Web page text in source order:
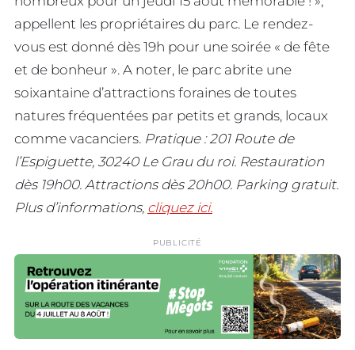
appellent les propriétaires du parc. Le rendez-
vous est donné dès 19h pour une soirée « de fête
et de bonheur ». A noter, le parc abrite une
soixantaine d’attractions foraines de toutes
natures fréquentées par petits et grands, locaux
comme vacanciers. Pratique : 201 Route de
l’Espiguette, 30240 Le Grau du roi. Restauration
dès 19h00. Attractions dès 20h00. Parking gratuit.
Plus d’informations, cliquez ici.
PUBLICITÉ